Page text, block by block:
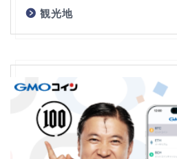
観光地